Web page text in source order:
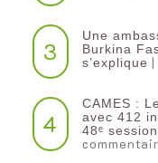
3
Une
Burkina
s’explique
4
CAMES :
avec 412
48ᵉ